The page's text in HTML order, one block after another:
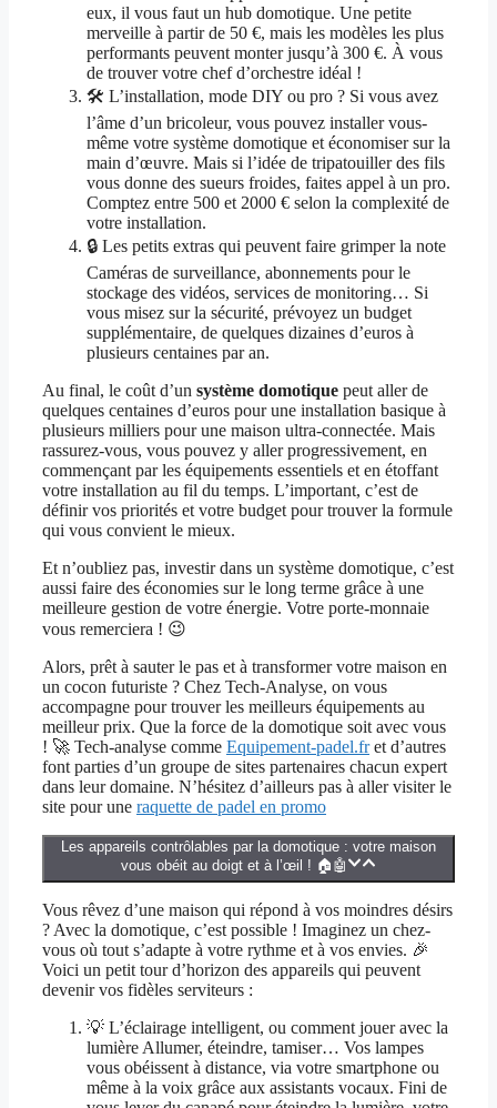
eux, il vous faut un hub domotique. Une petite
merveille à partir de 50 €, mais les modèles les plus
performants peuvent monter jusqu’à 300 €. À vous
de trouver votre chef d’orchestre idéal !
🛠️ L’installation, mode DIY ou pro ? Si vous avez
l’âme d’un bricoleur, vous pouvez installer vous-
même votre système domotique et économiser sur la
main d’œuvre. Mais si l’idée de tripatouiller des fils
vous donne des sueurs froides, faites appel à un pro.
Comptez entre 500 et 2000 € selon la complexité de
votre installation.
🔒 Les petits extras qui peuvent faire grimper la note
Caméras de surveillance, abonnements pour le
stockage des vidéos, services de monitoring… Si
vous misez sur la sécurité, prévoyez un budget
supplémentaire, de quelques dizaines d’euros à
plusieurs centaines par an.
Au final, le coût d’un système domotique peut aller de
quelques centaines d’euros pour une installation basique à
plusieurs milliers pour une maison ultra-connectée. Mais
rassurez-vous, vous pouvez y aller progressivement, en
commençant par les équipements essentiels et en étoffant
votre installation au fil du temps. L’important, c’est de
définir vos priorités et votre budget pour trouver la formule
qui vous convient le mieux.
Et n’oubliez pas, investir dans un système domotique, c’est
aussi faire des économies sur le long terme grâce à une
meilleure gestion de votre énergie. Votre porte-monnaie
vous remerciera ! 😉
Alors, prêt à sauter le pas et à transformer votre maison en
un cocon futuriste ? Chez Tech-Analyse, on vous
accompagne pour trouver les meilleurs équipements au
meilleur prix. Que la force de la domotique soit avec vous
! 🚀 Tech-analyse comme Equipement-padel.fret d’autres
font parties d’un groupe de sites partenaires chacun expert
dans leur domaine. N’hésitez d’ailleurs pas à aller visiter le
site pour une raquette de padel en promo
Les appareils contrôlables par la domotique : votre maison
vous obéit au doigt et à l’œil ! 🏠🤖
Vous rêvez d’une maison qui répond à vos moindres désirs
? Avec la domotique, c’est possible ! Imaginez un chez-
vous où tout s’adapte à votre rythme et à vos envies. 🎉
Voici un petit tour d’horizon des appareils qui peuvent
devenir vos fidèles serviteurs :
💡 L’éclairage intelligent, ou comment jouer avec la
lumière Allumer, éteindre, tamiser… Vos lampes
vous obéissent à distance, via votre smartphone ou
même à la voix grâce aux assistants vocaux. Fini de